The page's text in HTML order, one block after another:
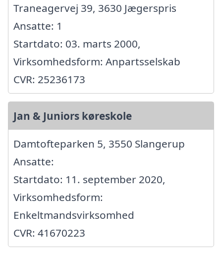
Traneagervej 39, 3630 Jægerspris
Ansatte: 1
Startdato: 03. marts 2000,
Virksomhedsform: Anpartsselskab
CVR: 25236173
Jan & Juniors køreskole
Damtofteparken 5, 3550 Slangerup
Ansatte:
Startdato: 11. september 2020,
Virksomhedsform:
Enkeltmandsvirksomhed
CVR: 41670223